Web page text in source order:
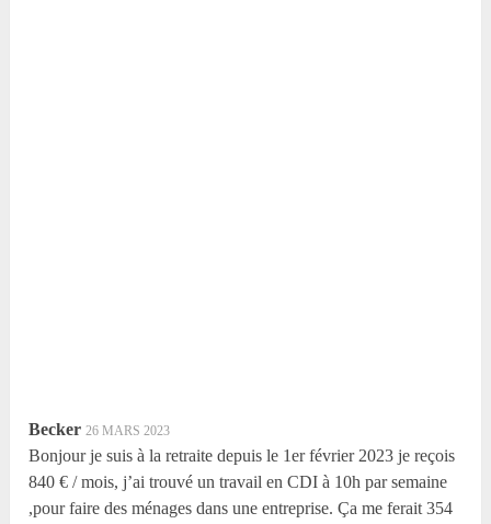
Becker 26 MARS 2023
Bonjour je suis à la retraite depuis le 1er février 2023 je reçois
840 € / mois, j’ai trouvé un travail en CDI à 10h par semaine
,pour faire des ménages dans une entreprise. Ça me ferait 354